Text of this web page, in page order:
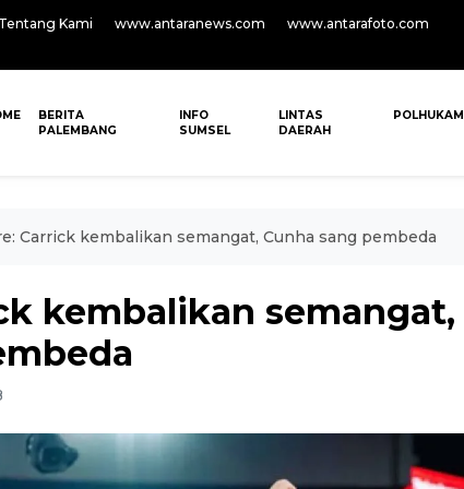
Tentang Kami www.antaranews.com
www.antarafoto.com
BERITA
PALEMBANG
INFO
SUMSEL
LINTAS
DAERAH
POLHUKAM
Carrick kembalikan semangat, Cunha sang pembeda
kembalikan semangat,